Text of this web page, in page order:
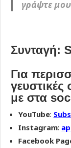
γράψτε
Συνταγή:
Για
γευστικές
με στα
YouTube:
Instagram:
Facebook